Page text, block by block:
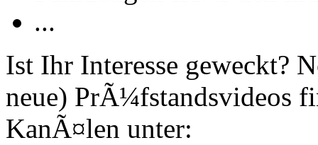
...
Ist Ihr Interesse geweckt?
neue) PrÃ¼fstandsvideos
KanÃ¤len unter: